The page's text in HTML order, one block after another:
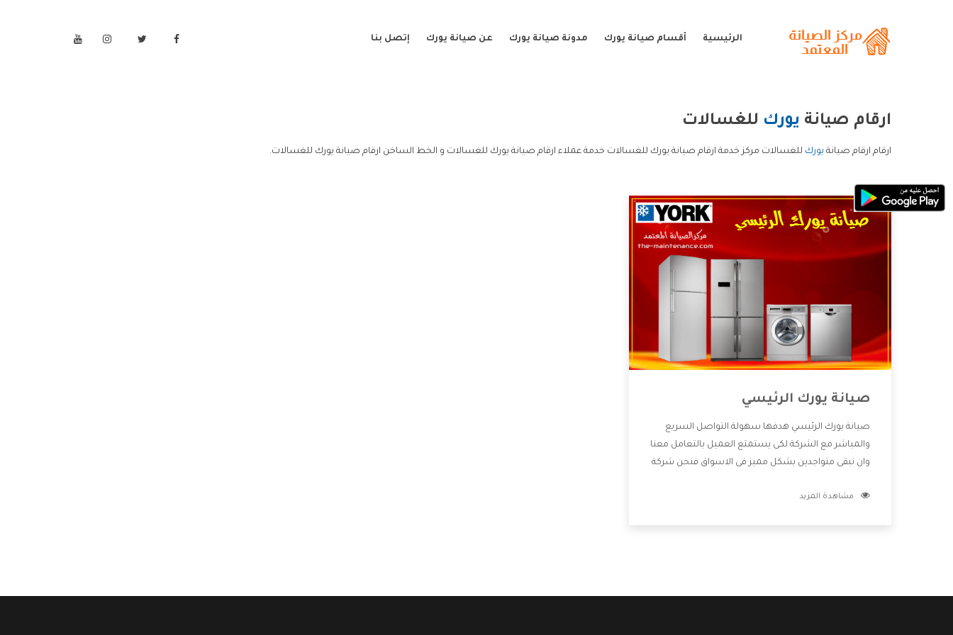
الرئيسية أقسام صيانة يورك مدونة صيانة يورك عن صيانة يورك إتصل بنا
ارقام صيانة يورك للغسالات
ارقام ارقام صيانة يورك للغسالات مركز خدمة ارقام صيانة يورك للغسالات خدمة عملاء ارقام صيانة يورك للغسالات و الخط الساخن ارقام صيانة يورك للغسالات.
صيانة يورك الرئيسي
صيانة يورك الرئيسي هدفها سهولة التواصل السريع
والمباشر مع الشركة لكى يستمتع العميل بالتعامل معنا
وان نبقى متواجدين بشكل مميز فى الاسواق فنحن شركة
بالخدمات التى تنفرد الشركة بها والتى تكون منها خدمة
مشاهدة المزيد